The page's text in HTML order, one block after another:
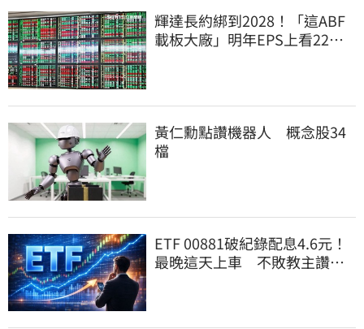
輝達長約綁到2028！「這ABF
載板大廠」明年EPS上看22
黃仁勳點讚機器人 概念股34
檔
ETF 00881破紀錄配息4.6元！
最晚這天上車 不敗教主讚：